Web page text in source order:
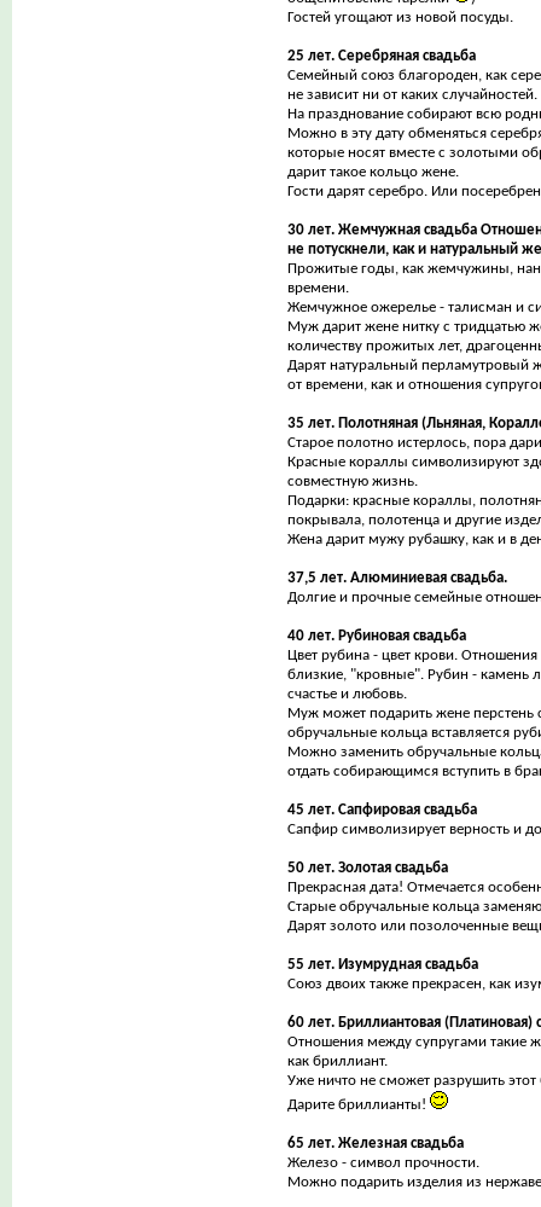
Гостей угощают из новой посуды.
25 лет. Серебряная свадьба
Семейный союз благороден, как
не зависит ни от каких случайностей.
На празднование собирают всю
Можно в эту дату обменяться
которые носят вместе с золотыми
дарит такое кольцо жене.
Гости дарят серебро. Или
30 лет. Жемчужная свадьба
не потускнели, как и натуральный
Прожитые годы, как жемчужины,
времени.
Жемчужное ожерелье - талисман и
Муж дарит жене нитку с тридцатью
количеству прожитых лет,
Дарят натуральный перламутровый
от времени, как и отношения
35 лет. Полотняная (Льняная,
Старое полотно истерлось, пора
Красные кораллы символизируют
совместную жизнь.
Подарки: красные кораллы,
покрывала, полотенца и другие
Жена дарит мужу рубашку, как и в
37,5 лет. Алюминиевая свадьба.
Долгие и прочные семейные
40 лет. Рубиновая свадьба
Цвет рубина - цвет крови.
близкие, "кровные". Рубин - камень
счастье и любовь.
Муж может подарить жене перстень
обручальные кольца вставляется
Можно заменить обручальные
отдать собирающимся вступить в
45 лет. Сапфировая свадьба
Сапфир символизирует верность и
50 лет. Золотая свадьба
Прекрасная дата! Отмечается
Старые обручальные кольца
Дарят золото или позолоченные
55 лет. Изумрудная свадьба
Союз двоих также прекрасен, как
60 лет. Бриллиантовая (Платиновая)
Отношения между супругами такие
как бриллиант.
Уже ничто не сможет разрушить этот
Дарите бриллианты!
65 лет. Железная свадьба
Железо - символ прочности.
Можно подарить изделия из